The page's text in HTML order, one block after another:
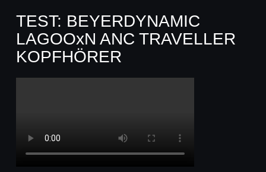
TEST: BEYERDYNAMIC
LAGOOxN ANC TRAVELLER
KOPFHÖRER